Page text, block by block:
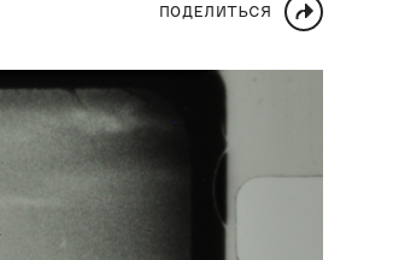
ПОДЕЛИТЬСЯ